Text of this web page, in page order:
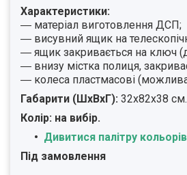
Характеристики:
― матеріал виготовлення ДСП;
― висувний ящик на
― ящик закривається на ключ
― внизу містка полиця,
― колеса пластмасові
Габарити (ШхВхГ): 32х82х38 см.
Колір: на вибір.
Дивитися палітру
Під замовлення